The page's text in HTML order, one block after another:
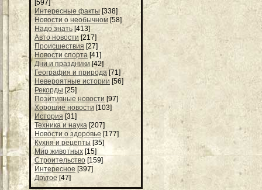
[597]
Интересные факты [338]
Новости о необычном [58]
Надо знать [413]
Авто новости [217]
Происшествия [27]
Новости спорта [41]
Дни и праздники [42]
География и природа [71]
Невероятные истории [56]
Рекорды [25]
Позитивные новости [97]
Хорошие новости [103]
История [31]
Техника и наука [207]
Новости о здоровье [177]
Кухня и рецепты [35]
Мир животных [15]
Строительство [159]
Интересное [397]
Другое [47]